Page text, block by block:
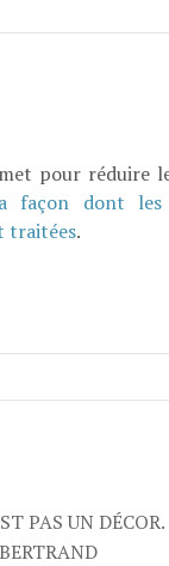
pour réduire
façon dont les
traitées.
PAS UN DÉCOR.